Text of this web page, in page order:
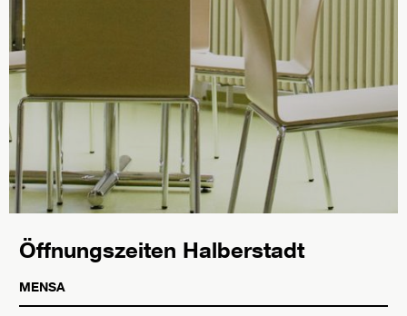
Öffnungszeiten Halberstadt
MENSA